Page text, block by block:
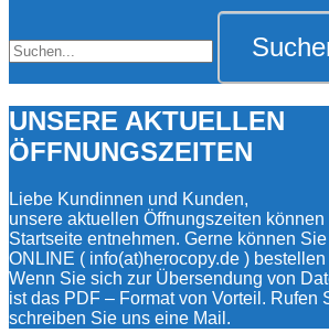
für:
UNSERE AKTUELLEN
ÖFFNUNGSZEITEN
Liebe Kundinnen und Kunden,
unsere aktuellen Öffnungszeiten
Startseite entnehmen. Gerne können
ONLINE ( info(at)herocopy.de )
Wenn Sie sich zur Übersendung von
ist das PDF – Format von Vorteil. Rufen
schreiben Sie uns eine Mail.